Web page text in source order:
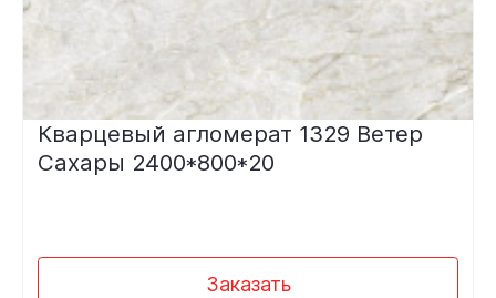
Кварцевый агломерат 1329 Ветер
Сахары 2400*800*20
Заказать